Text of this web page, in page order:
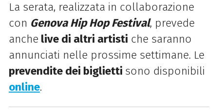
La serata, realizzata in collaborazione
con Genova Hip Hop Festival, prevede
anche live di altri artisti che saranno
annunciati nelle prossime settimane. Le
prevendite dei biglietti sono disponibili
online.